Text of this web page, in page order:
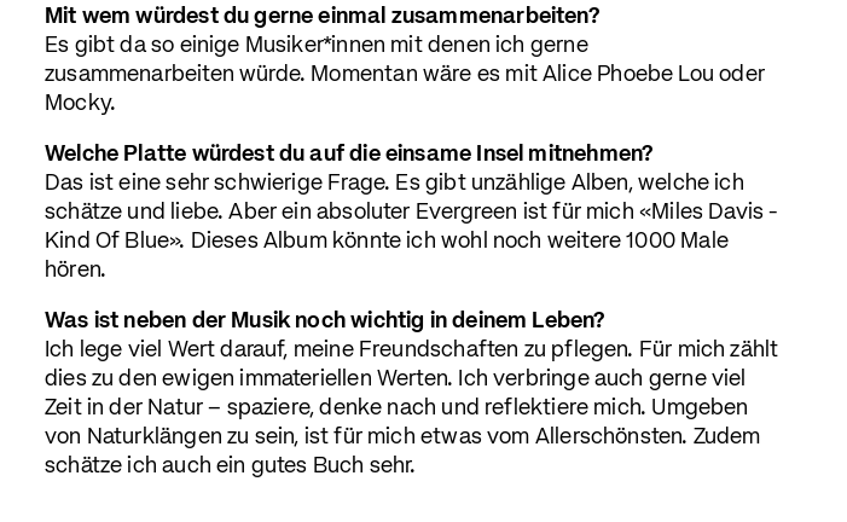
Mit wem würdest du gerne einmal zusammenarbeiten?
Es gibt da so einige Musiker*innen mit denen ich gerne
zusammenarbeiten würde. Momentan wäre es mit Alice Phoebe Lou oder
Mocky.
Welche Platte würdest du auf die einsame Insel mitnehmen?
Das ist eine sehr schwierige Frage. Es gibt unzählige Alben, welche ich
schätze und liebe. Aber ein absoluter Evergreen ist für mich «Miles Davis -
Kind Of Blue». Dieses Album könnte ich wohl noch weitere 1000 Male
hören.
Was ist neben der Musik noch wichtig in deinem Leben?
Ich lege viel Wert darauf, meine Freundschaften zu pflegen. Für mich zählt
dies zu den ewigen immateriellen Werten. Ich verbringe auch gerne viel
Zeit in der Natur – spaziere, denke nach und reflektiere mich. Umgeben
von Naturklängen zu sein, ist für mich etwas vom Allerschönsten. Zudem
schätze ich auch ein gutes Buch sehr.